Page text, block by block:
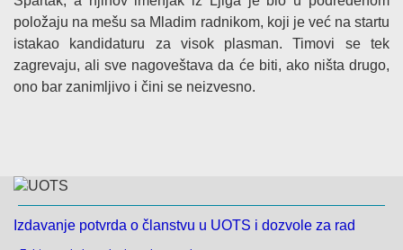
položaju na mešu sa Mladim radnikom, koji je već na startu
istakao kandidaturu za visok plasman. Timovi se tek
zagrevaju, ali sve nagoveštava da će biti, ako ništa drugo,
ono bar zanimljivo i čini se neizvesno.
Izdavanje potvrda o članstvu u UOTS i dozvole za rad